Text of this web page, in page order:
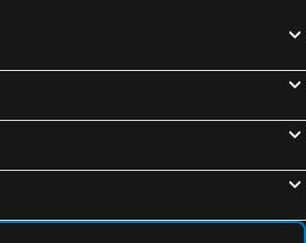
HOTEL AGRI